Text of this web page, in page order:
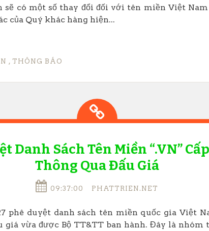
sẽ có một số thay đổi đối với tên miền Việt
của Quý khác hàng hiện...
, THÔNG BÁO
Danh Sách Tên Miền “.VN”
Thông Qua Đấu Giá
09:37:00 PHATTRIEN.NET
phê duyệt danh sách tên miền quốc gia Việt
giá vừa được Bộ TT&TT ban hành. Đây là